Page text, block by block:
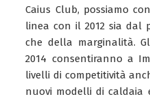
Caius Club, possiamo
linea con il 2012 sia dal
che della marginalità.
2014 consentiranno a
livelli di competitività
nuovi modelli di caldaia